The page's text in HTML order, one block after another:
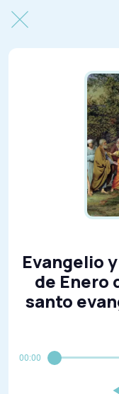
Evangelio
de Enero
santo
00:00